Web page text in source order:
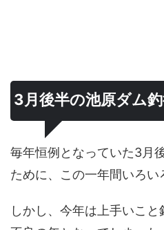
3月後半の池原ダム
毎年恒例となっていた3月
ために、この一年間いろい
しかし、今年は上手いこ